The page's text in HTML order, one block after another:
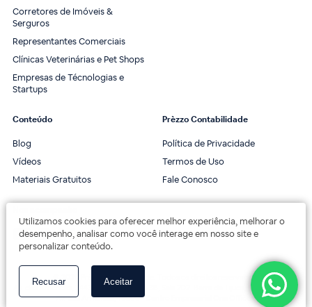
Utilizamos cookies para oferecer melhor experiência, melhorar o
desempenho, analisar como você interage em nosso site e
personalizar conteúdo.
Recusar Aceitar
Corretores de Imóveis &
Serguros
Representantes Comerciais
Clínicas Veterinárias e Pet Shops
Empresas de Técnologias e
Startups
Conteúdo
Blog
Vídeos
Materiais Gratuitos
Prèzzo Contabilidade
Política de Privacidade
Termos de Uso
Fale Conosco
© 2020 Prèzzo Contabilidade. Todos os direitos reservados.
Av. das Américas, 3443, 2º andar, Bloco 3B, Sala 202. Barra da Tijuca, Rio de Janeiro.
Av. das Américas, 18000 - Centro Empresarial One Offices.